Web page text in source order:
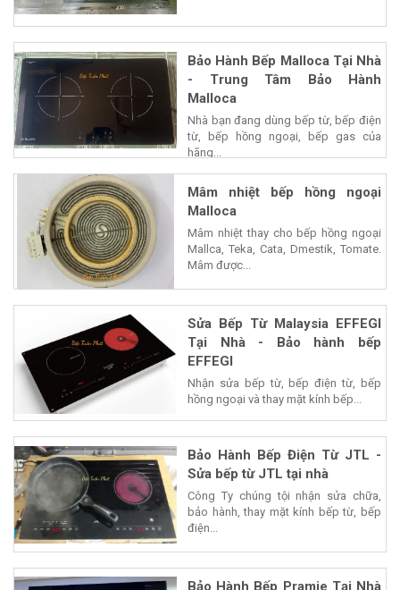
Bảo Hành Bếp Malloca Tại Nhà
- Trung Tâm Bảo Hành
Malloca
Nhà bạn đang dùng bếp từ, bếp điện
từ, bếp hồng ngoại, bếp gas của
hãng...
Mâm nhiệt bếp hồng ngoại
Malloca
Mâm nhiệt thay cho bếp hồng ngoại
Mallca, Teka, Cata, Dmestik, Tomate.
Mâm được...
Sửa Bếp Từ Malaysia EFFEGI
Tại Nhà - Bảo hành bếp
EFFEGI
Nhận sửa bếp từ, bếp điện từ, bếp
hồng ngoại và thay mặt kính bếp...
Bảo Hành Bếp Điện Từ JTL -
Sửa bếp từ JTL tại nhà
Công Ty chúng tội nhận sửa chữa,
bảo hành, thay mặt kính bếp từ, bếp
điện...
Bảo Hành Bếp Pramie Tại Nhà